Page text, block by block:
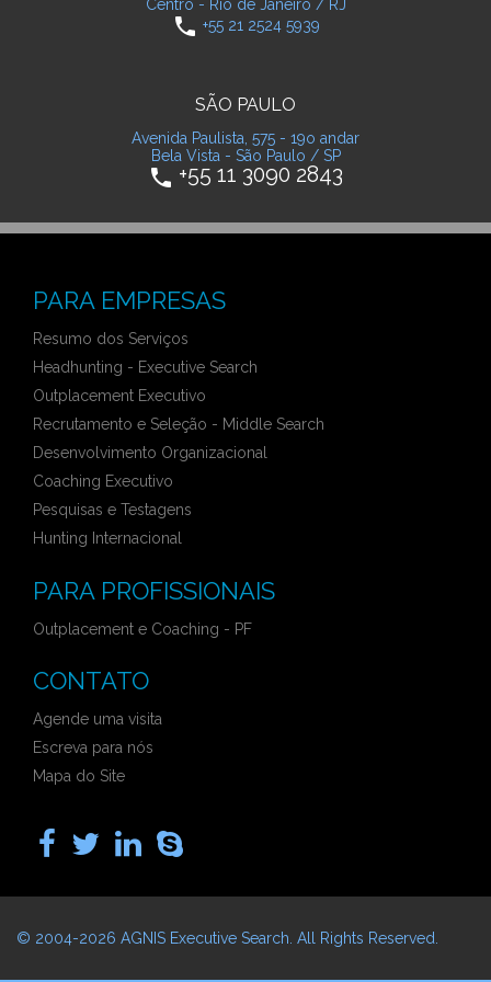
Centro - Rio de Janeiro / RJ
phone +55 21 2524 5939
SÃO PAULO
Avenida Paulista, 575 - 19o andar
Bela Vista - São Paulo / SP
phone +55 11 3090 2843
PARA EMPRESAS
Resumo dos Serviços
Headhunting - Executive Search
Outplacement Executivo
Recrutamento e Seleção - Middle Search
Desenvolvimento Organizacional
Coaching Executivo
Pesquisas e Testagens
Hunting Internacional
PARA PROFISSIONAIS
Outplacement e Coaching - PF
CONTATO
Agende uma visita
Escreva para nós
Mapa do Site
© 2004-2026 AGNIS Executive Search . All Rights Reserved.